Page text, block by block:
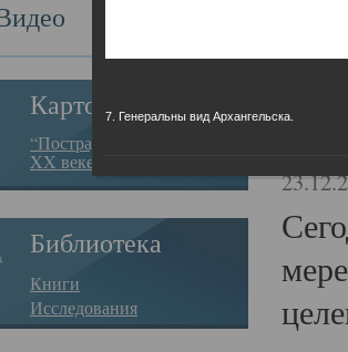
Картотека
“Пострадавшие за веру в
XX веке на Севере”
Библиотека
Книги
Исследования
7. Генеральны вид Архангельска.